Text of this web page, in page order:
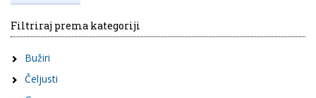
Filtriraj prema kategoriji
Bužiri
Čeljusti